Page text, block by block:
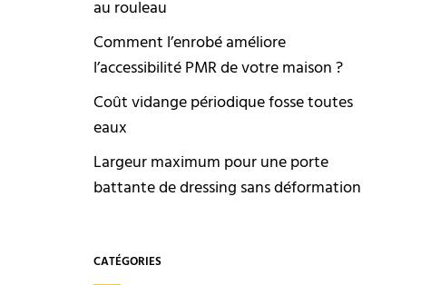
au rouleau
Comment l’enrobé améliore
l’accessibilité PMR de votre maison ?
Coût vidange périodique fosse toutes
eaux
Largeur maximum pour une porte
battante de dressing sans déformation
CATÉGORIES